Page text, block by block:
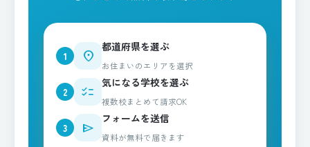
1 place
都道府県を選ぶ
お住まいのエリアを選択
2 checklist
気になる学校を選ぶ
複数校まとめて請求OK
3 send
フォームを送信
資料が無料で届きます